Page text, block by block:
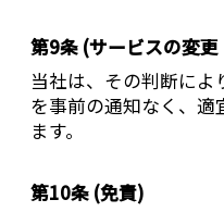
第9条 (サービスの変
当社は、その判断に
を事前の通知なく、適
ます。
第10条 (免責)